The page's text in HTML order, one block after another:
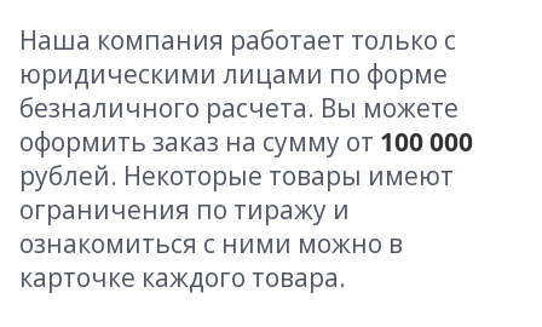
Наша компания работает только с
юридическими лицами по форме
безналичного расчета. Вы можете
оформить заказ на сумму от 100 000
рублей. Некоторые товары имеют
ограничения по тиражу и
ознакомиться с ними можно в
карточке каждого товара.